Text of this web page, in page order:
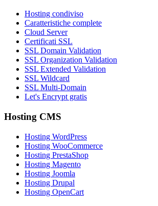
Hosting condiviso
Caratteristiche complete
Cloud Server
Certificati SSL
SSL Domain Validation
SSL Organization Validation
SSL Extended Validation
SSL Wildcard
SSL Multi-Domain
Let's Encrypt gratis
Hosting CMS
Hosting WordPress
Hosting WooCommerce
Hosting PrestaShop
Hosting Magento
Hosting Joomla
Hosting Drupal
Hosting OpenCart